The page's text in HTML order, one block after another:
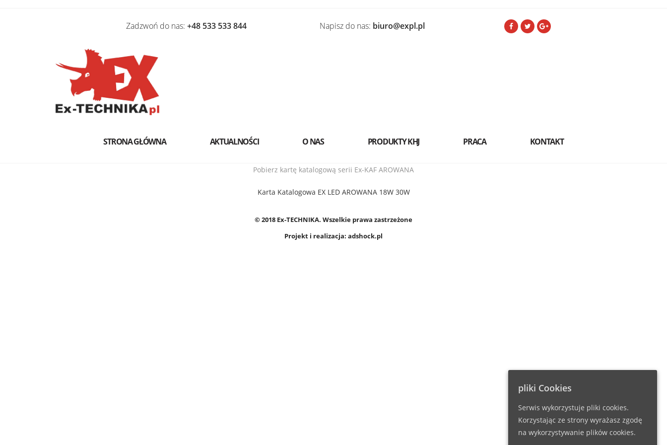
Zadzwoń do nas: +48 533 533 844 Napisz do nas: biuro@expl.pl
STRONA GŁÓWNA AKTUALNOŚCI O NAS PRODUKTY KHJ PRACA KONTAKT
Pobierz kartę katalogową serii Ex-KAF AROWANA
Karta Katalogowa EX LED AROWANA 18W 30W
© 2018 Ex-TECHNIKA. Wszelkie prawa zastrzeżone
Projekt i realizacja: adshock.pl
pliki Cookies
Serwis wykorzystuje pliki cookies.
Korzystając ze strony wyrażasz zgodę
na wykorzystywanie plików cookies.